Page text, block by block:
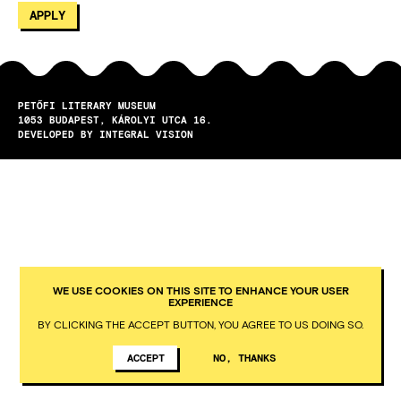
PETŐFI LITERARY MUSEUM
1053
BUDAPEST
KÁROLYI UTCA 16.
DEVELOPED BY INTEGRAL VISION
WE USE COOKIES ON THIS SITE TO ENHANCE YOUR USER
EXPERIENCE
BY CLICKING THE ACCEPT BUTTON, YOU AGREE TO US DOING SO.
ACCEPT NO, THANKS